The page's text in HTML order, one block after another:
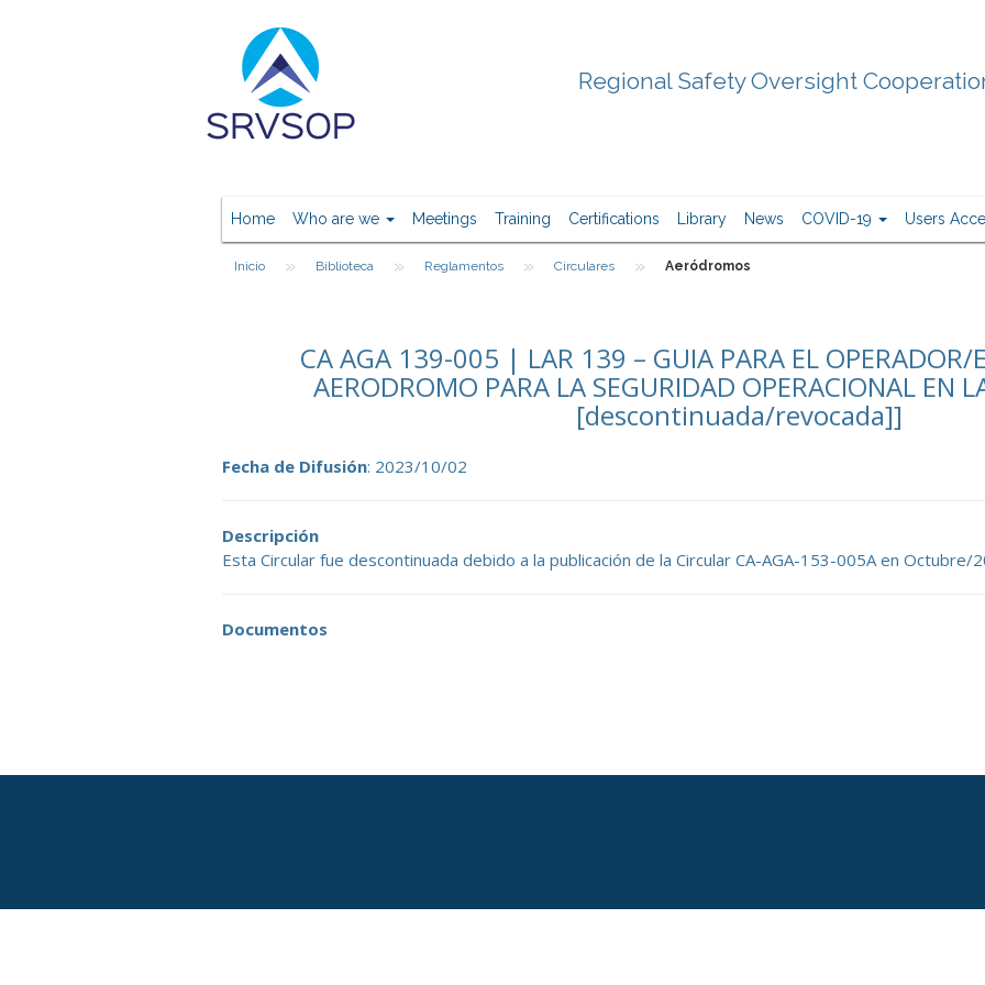
Regional Safety Oversight
Home Who are we Meetings Training Certifications Library News COVID-19 Users
Inicio » Biblioteca » Reglamentos » Circulares » Aeródromos
CA AGA 139-005 | LAR 139 – GUIA PARA EL OPERADOR/
AERODROMO PARA LA SEGURIDAD OPERACIONAL EN
[descontinuada/revocada]]
Fecha de Difusión: 2023/10/02
Descripción
Esta Circular fue descontinuada debido a la publicación de la Circular CA-AGA-153-005Aen Octubre/
Documentos